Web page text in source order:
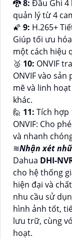
🐉️8: Đầu Ghi 4
quản lý từ 4
🌠 9: H.265+
Giúp tối ưu
một cách hiệu
️🥈 10: ONVIF
ONVIF vào
mẽ và linh
khác.
🙋 11: Tích hợp
ONVIF: Cho
và nhanh
≋Nhận xét
Dahua DHI-
cho hệ thống
hiện đại và
nhu cầu sử
hình ảnh tốt,
lưu trữ, cùng
hoạt.